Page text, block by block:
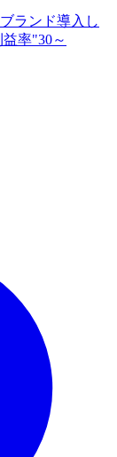
ランド導入し
率"30～